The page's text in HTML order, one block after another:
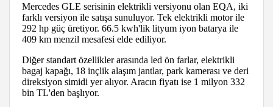
Mercedes GLE serisinin elektrikli versiyonu olan EQA, iki
farklı versiyon ile satışa sunuluyor. Tek elektrikli motor ile
292 hp güç üretiyor. 66.5 kwh'lik lityum iyon batarya ile
409 km menzil mesafesi elde ediliyor.
Diğer standart özellikler arasında led ön farlar, elektrikli
bagaj kapağı, 18 inçlik alaşım jantlar, park kamerası ve deri
direksiyon simidi yer alıyor. Aracın fiyatı ise 1 milyon 332
bin TL'den başlıyor.